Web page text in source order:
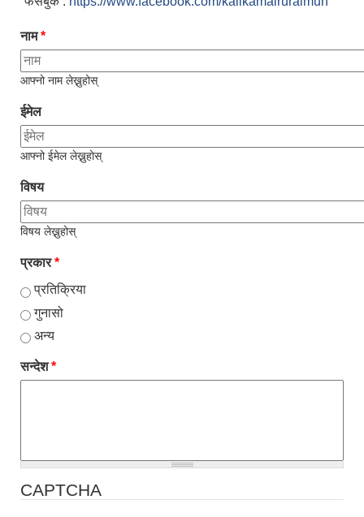
नाम*
आफ्नो नाम लेख्नुहोस्
ईमेल
आफ्नो ईमेल लेख्नुहोस्
विषय
विषय लेख्नुहोस्
प्रकार*
प्रतिक्रिया
गुनासो
अन्य
सन्देश*
CAPTCHA